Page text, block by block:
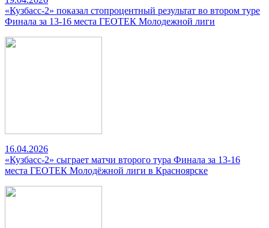
«Кузбасс-2» показал стопроцентный результат во втором туре
Финала за 13-16 места ГЕОТЕК Молодежной лиги
16.04.2026
«Кузбасс-2» сыграет матчи второго тура Финала за 13-16
места ГЕОТЕК Молодёжной лиги в Красноярске